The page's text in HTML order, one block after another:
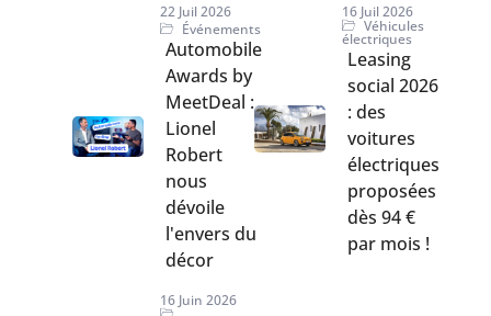
22 Juil 2026
Événements
Automobile
Awards by
MeetDeal :
Lionel
Robert
nous
dévoile
l'envers du
décor
16 Juil 2026
électriques
Leasing
social 2026
: des
voitures
électriques
proposées
dès 94 €
par mois !
16 Juin 2026